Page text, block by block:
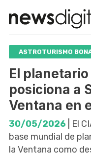
ASTROTURISMO
El
posiciona a
Ventana en
30/05/2026 | El
base mundial de
la Ventana como